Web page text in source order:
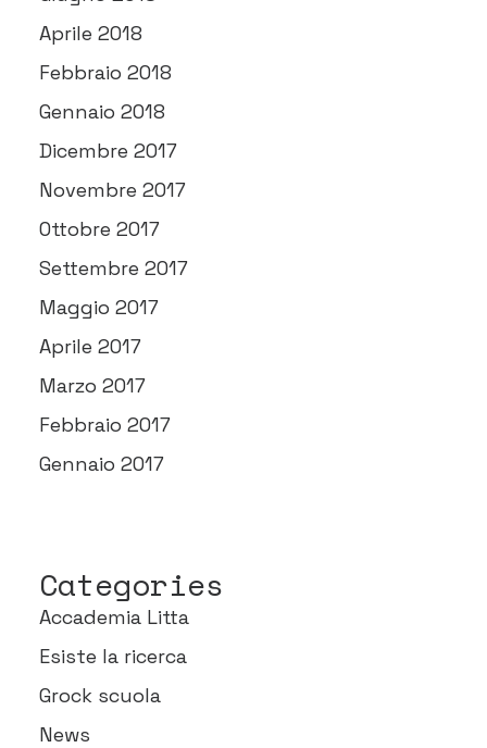
Aprile 2018
Febbraio 2018
Gennaio 2018
Dicembre 2017
Novembre 2017
Ottobre 2017
Settembre 2017
Maggio 2017
Aprile 2017
Marzo 2017
Febbraio 2017
Gennaio 2017
Categories
Accademia Litta
Esiste la ricerca
Grock scuola
News